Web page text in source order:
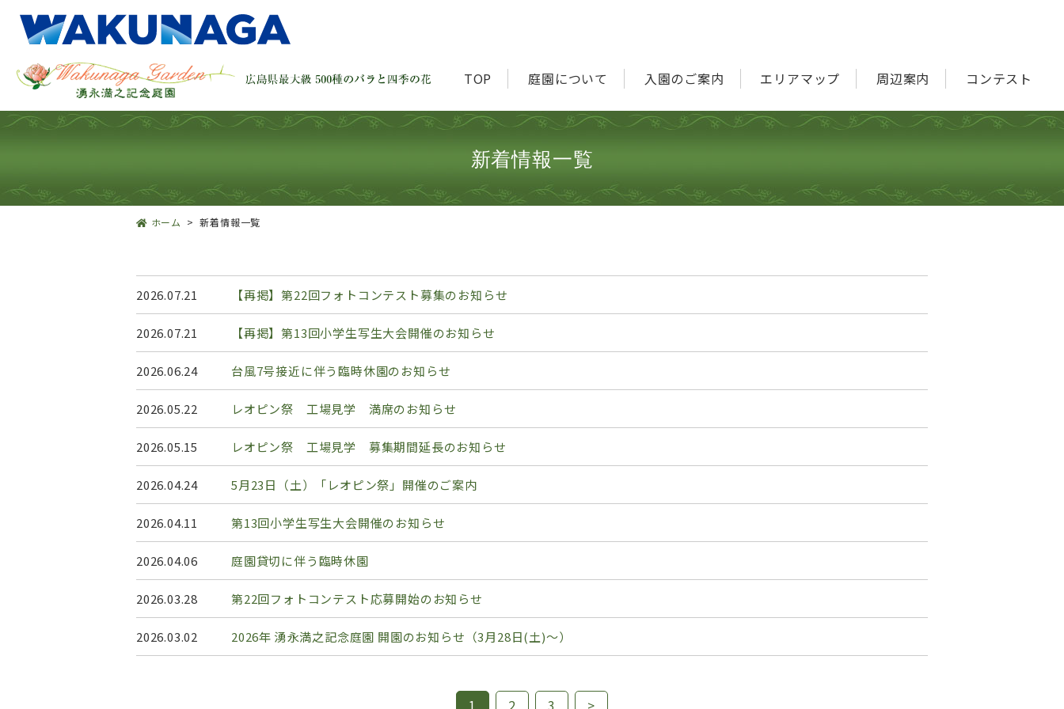
TOP 庭園について 入園のご案内 エリアマップ 周辺案内 コンテスト
フォトコンテスト
写生大会
新着情報一覧
ホーム 新着情報一覧
2026.07.21 【再掲】第22回フォトコンテスト募集のお知らせ
2026.07.21 【再掲】第13回小学生写生大会開催のお知らせ
2026.06.24 台風7号接近に伴う臨時休園のお知らせ
2026.05.22 レオピン祭 工場見学 満席のお知らせ
2026.05.15 レオピン祭 工場見学 募集期間延長のお知らせ
2026.04.24 5月23日（土）「レオピン祭」開催のご案内
2026.04.11 第13回小学生写生大会開催のお知らせ
2026.04.06 庭園貸切に伴う臨時休園
2026.03.28 第22回フォトコンテスト応募開始のお知らせ
2026.03.02 2026年 湧永満之記念庭園 開園のお知らせ（3月28日(土)～）
1 2 3 >